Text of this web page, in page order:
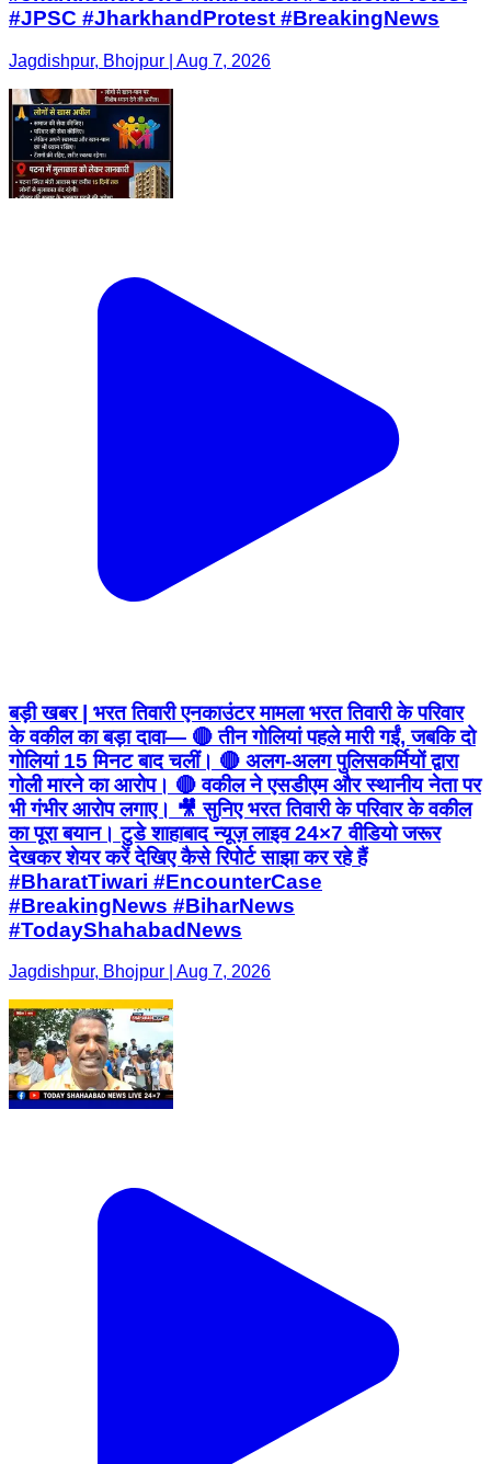
#JPSC #JharkhandProtest #BreakingNews
Jagdishpur, Bhojpur | Aug 7, 2026
बड़ी खबर | भरत तिवारी एनकाउंटर मामला भरत तिवारी के परिवार
के वकील का बड़ा दावा— 🔴 तीन गोलियां पहले मारी गईं, जबकि दो
गोलियां 15 मिनट बाद चलीं। 🔴 अलग-अलग पुलिसकर्मियों द्वारा
गोली मारने का आरोप। 🔴 वकील ने एसडीएम और स्थानीय नेता पर
भी गंभीर आरोप लगाए। 🎥 सुनिए भरत तिवारी के परिवार के वकील
का पूरा बयान। टुडे शाहाबाद न्यूज़ लाइव 24×7 वीडियो जरूर
देखकर शेयर करें देखिए कैसे रिपोर्ट साझा कर रहे हैं
#BharatTiwari #EncounterCase
#BreakingNews #BiharNews
#TodayShahabadNews
Jagdishpur, Bhojpur | Aug 7, 2026